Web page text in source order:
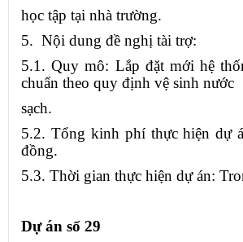
học tập tại nhà trường.
5. Nội dung đề nghị tài trợ:
5.1. Quy mô: Lắp đặt mới hệ
chuẩn theo quy định vệ sinh nước
sạch.
5.2. Tổng kinh phí thực hiện dự
đồng.
5.3. Thời gian thực hiện dự án:
Dự án số 29